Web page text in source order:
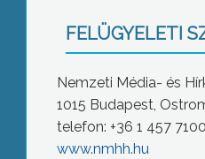
FELÜGYELETI
Nemzeti Média- és
1015 Budapest,
telefon: +36 1 457 7100
www.nmhh.hu